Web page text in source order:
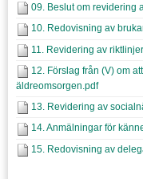
09. Beslut om revidering
10. Redovisning av
11. Revidering av
12. Förslag från (V) om
äldreomsorgen.pdf
13. Revidering av
14. Anmälningar för
15. Redovisning av